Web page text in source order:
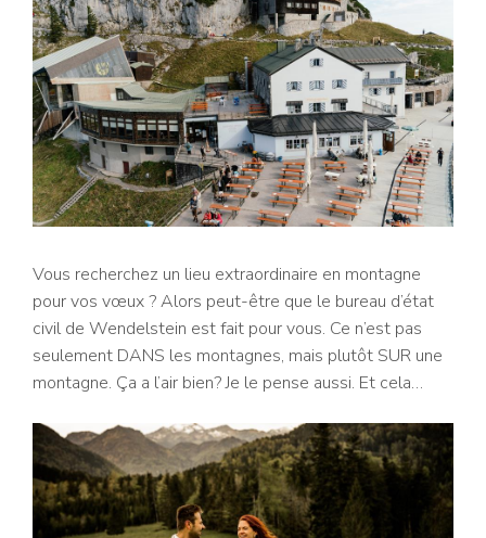
Vous recherchez un lieu extraordinaire en montagne
pour vos vœux ? Alors peut-être que le bureau d’état
civil de Wendelstein est fait pour vous. Ce n’est pas
seulement DANS les montagnes, mais plutôt SUR une
montagne. Ça a l’air bien? Je le pense aussi. Et cela…